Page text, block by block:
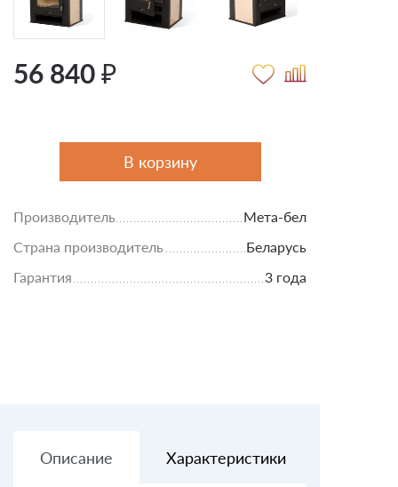
56 840 ₽
В корзину
Производитель
Мета-бел
Страна производитель
Беларусь
Гарантия
3 года
Описание Характеристики